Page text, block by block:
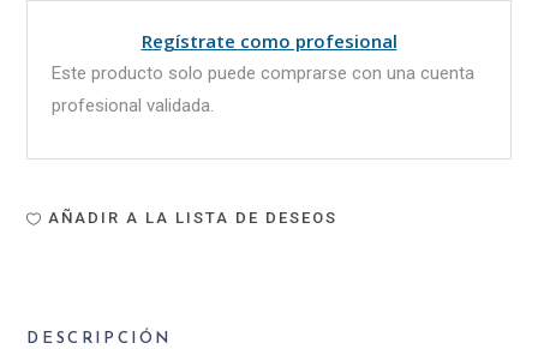
Este producto solo puede comprarse con una cuenta
profesional validada.
Regístrate como profesional
AÑADIR A LA LISTA DE DESEOS
DESCRIPCIÓN